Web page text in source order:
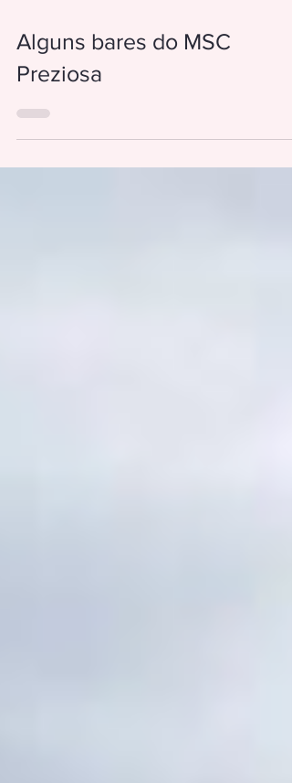
2 de abr. de 2018
Alguns bares do MSC
Preziosa